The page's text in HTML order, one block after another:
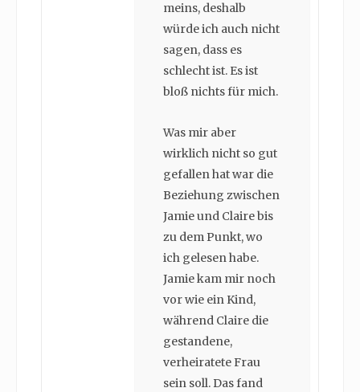
meins, deshalb
würde ich auch nicht
sagen, dass es
schlecht ist. Es ist
bloß nichts für mich.
Was mir aber
wirklich nicht so gut
gefallen hat war die
Beziehung zwischen
Jamie und Claire bis
zu dem Punkt, wo
ich gelesen habe.
Jamie kam mir noch
vor wie ein Kind,
während Claire die
gestandene,
verheiratete Frau
sein soll. Das fand